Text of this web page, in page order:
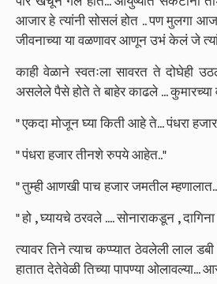
आजार हे त्यांनी सोसलं होत .. पण मुलगा आज
जीवनाच्या या वळणावर आणून उभं केलं जे
काही वेळाने स्वतःला सावरत ते दोघेही
असलेले पैसे होते ते बाहेर काढले ... कुमारच्या
" एकदा मोजून घ्या किती आहे ते... पंधरा
" पंधरा हजार तीनशे रुपये आहेत.."
" तुम्ही आणखी पाच हजार जमतील
" हो , घ्यायचे ठरवले .... सोनाराकडून ,
त्यावर तिने त्याच कप्प्यात ठेवलेली लाल
हातात देतेवेळी तिच्या पापण्या ओलावल्या...